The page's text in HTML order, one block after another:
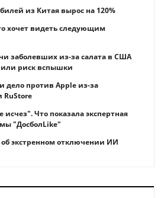
из Китая вырос на 120%
хочет видеть следующим
заболевших из-за салата в США
риск вспышки
дело против Apple из-за
RuStore
Что показала экспертная
"ДосболLike"
экстренном отключении ИИ